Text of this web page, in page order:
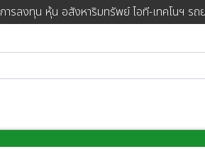
รลงทุน หุ้น อสังหาริมทรัพย์ ไอที-เทคโนฯ รถ